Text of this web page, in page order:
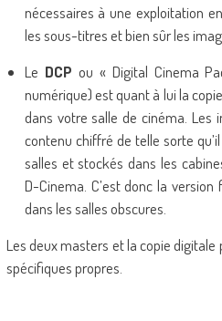
nécessaires à une exploitation
les sous-titres et bien sûr les
Le DCP ou « Digital Cinema
numérique) est quant à lui la
dans votre salle de cinéma. Les
contenu chiffré de telle sorte
salles et stockés dans les
D-Cinema. C’est donc la
dans les salles obscures.
Les deux masters et la copie
spécifiques propres.